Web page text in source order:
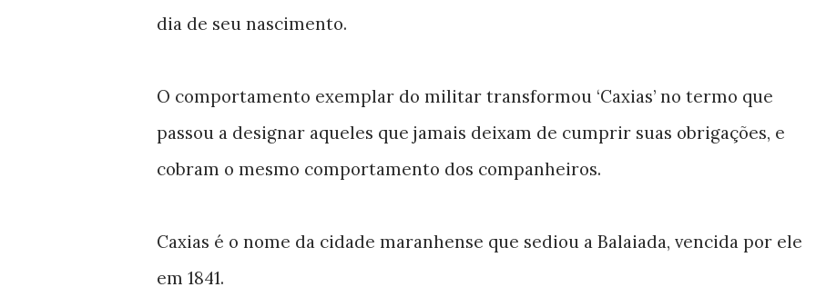
dia de seu nascimento.
O comportamento exemplar do militar transformou ‘Caxias’ no termo que
passou a designar aqueles que jamais deixam de cumprir suas obrigações, e
cobram o mesmo comportamento dos companheiros.
Caxias é o nome da cidade maranhense que sediou a Balaiada, vencida por ele
em 1841.